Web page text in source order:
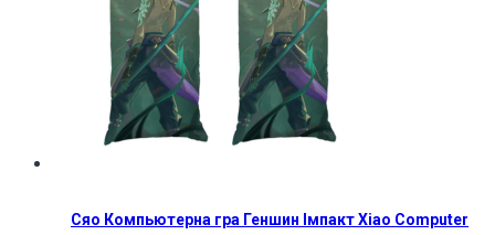
Сяо Компьютерна гра Геншин Імпакт Xiao Computer